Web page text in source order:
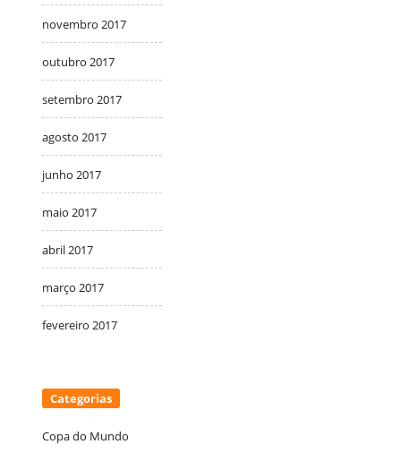
novembro 2017
outubro 2017
setembro 2017
agosto 2017
junho 2017
maio 2017
abril 2017
março 2017
fevereiro 2017
Categorias
Copa do Mundo